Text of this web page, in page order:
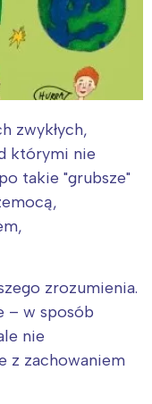
zwykłych,
którymi nie
takie "grubsze"
zrozumienia.
– w sposób
nie
z zachowaniem